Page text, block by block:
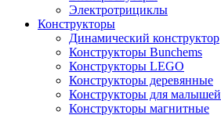
Электротрициклы
Конструкторы
Динамический конструктор
Конструкторы Bunchems
Конструкторы LEGO
Конструкторы деревянные
Конструкторы для малышей
Конструкторы магнитные